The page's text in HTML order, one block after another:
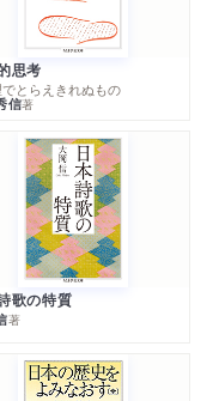
思考
とらえきれぬもの
信著
歌の特質
著